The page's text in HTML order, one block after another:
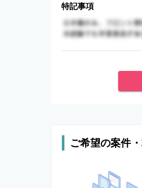
特記事項
ご希望の案件